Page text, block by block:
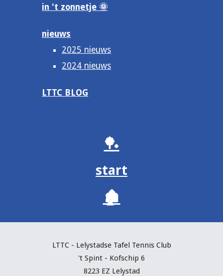
in 't zonnetje 🌞
nieuws
2025 nieuws
2024 nieuws
LTTC BLOG
🏓
start
🏚️
LTTC - Lelystadse Tafel Tennis Club
't Spint - Kofschip 6
8223 EZ Lelystad